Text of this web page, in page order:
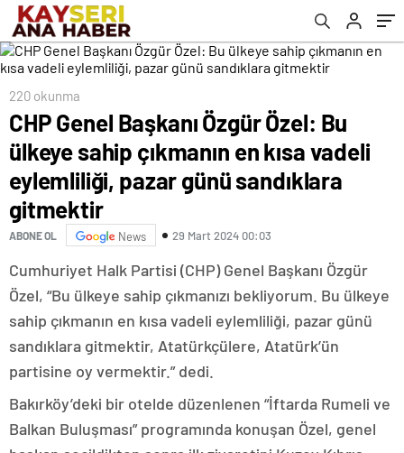
pazar günü sandıklara gitmektir
220 okunma
CHP Genel Başkanı Özgür Özel: Bu
ülkeye sahip çıkmanın en kısa vadeli
eylemliliği, pazar günü sandıklara
gitmektir
ABONE OL News 29 Mart 2024 00:03
Cumhuriyet Halk Partisi (CHP) Genel Başkanı Özgür
Özel, “Bu ülkeye sahip çıkmanızı bekliyorum. Bu ülkeye
sahip çıkmanın en kısa vadeli eylemliliği, pazar günü
sandıklara gitmektir, Atatürkçülere, Atatürk’ün
partisine oy vermektir.” dedi.
Bakırköy’deki bir otelde düzenlenen “İftarda Rumeli ve
Balkan Buluşması” programında konuşan Özel, genel